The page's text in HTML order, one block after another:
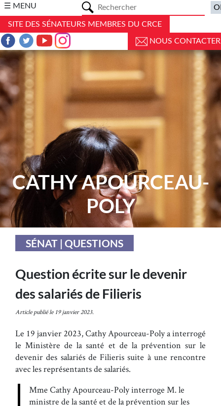
☰ MENU
SITE DES SÉNATEURS MEMBRES DU CRCE
NOUS CONTACTER
CATHY APOURCEAU-
POLY
SÉNAT | QUESTIONS
Question écrite sur le devenir
des salariés de Filieris
Article publié le 19 janvier 2023.
Le 19 janvier 2023, Cathy Apourceau-Poly a interrogé
le Ministère de la santé et de la prévention sur le
devenir des salariés de Filieris suite à une rencontre
avec les représentants de salariés.
Mme Cathy Apourceau-Poly interroge M. le
ministre de la santé et de la prévention sur les